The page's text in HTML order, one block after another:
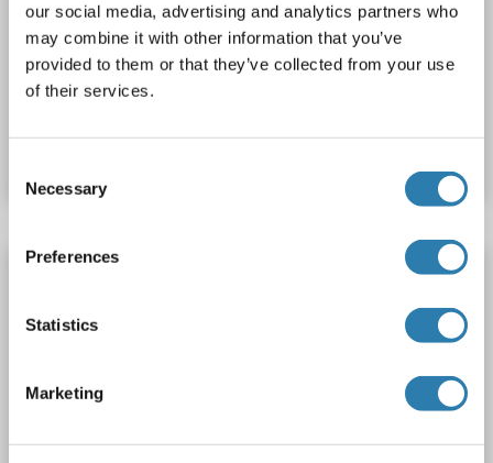
our social media, advertising and analytics partners who
may combine it with other information that you’ve
provided to them or that they’ve collected from your use
of their services.
Selection
Necessary
Preferences
Statistics
Marketing
VPS39 Reaktivität: Saccharomyces cerevisiae
WB, ELISA
Wirt: Kaninchen
Polyclonal unconjugated